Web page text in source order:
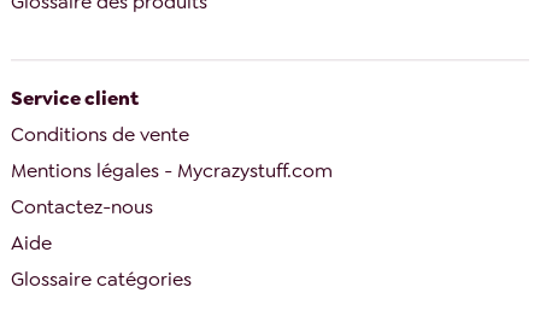
Service client
Conditions de vente
Mentions légales - Mycrazystuff.com
Contactez-nous
Aide
Glossaire catégories